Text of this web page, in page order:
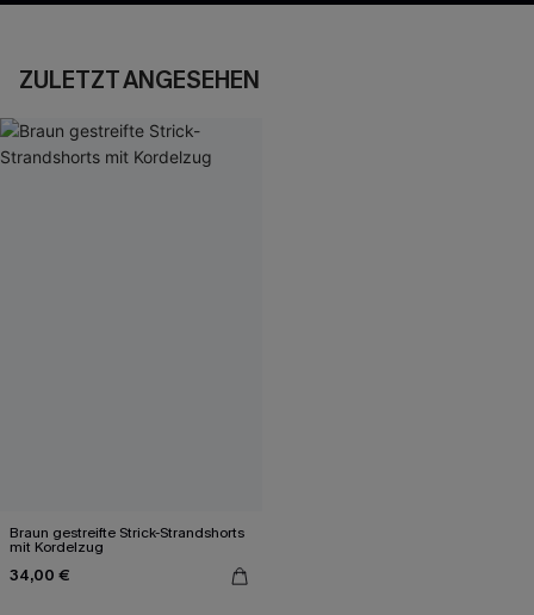
ZULETZT ANGESEHEN
Braun gestreifte Strick-Strandshorts
mit Kordelzug
34,00 €